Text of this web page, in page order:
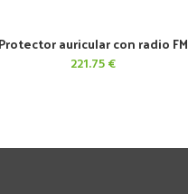
AÑADIR AL CARRITO
Protector auricular con radio FM
221.75€